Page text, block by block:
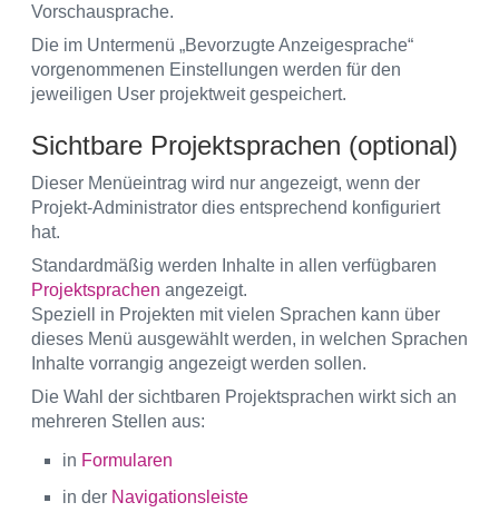
Vorschausprache.
Die im Untermenü „Bevorzugte Anzeigesprache“
vorgenommenen Einstellungen werden für den
jeweiligen User projektweit gespeichert.
Sichtbare Projektsprachen (optional)
Dieser Menüeintrag wird nur angezeigt, wenn der
Projekt-Administrator dies entsprechend konfiguriert
hat.
Standardmäßig werden Inhalte in allen verfügbaren
Projektsprachen angezeigt.
Speziell in Projekten mit vielen Sprachen kann über
dieses Menü ausgewählt werden, in welchen Sprachen
Inhalte vorrangig angezeigt werden sollen.
Die Wahl der sichtbaren Projektsprachen wirkt sich an
mehreren Stellen aus:
in Formularen
in der Navigationsleiste